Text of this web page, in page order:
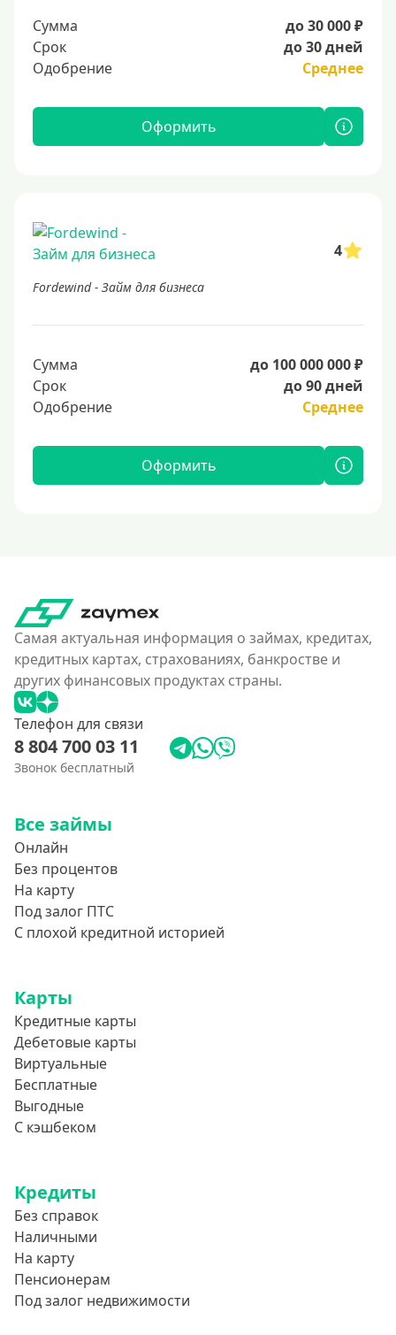
Сумма
до 30 000 ₽
Срок
до 30 дней
Одобрение
Среднее
Оформить
4
Fordewind - Займ для бизнеса
Сумма
до 100 000 000 ₽
Срок
до 90 дней
Одобрение
Среднее
Оформить
Самая актуальная информация о займах, кредитах,
кредитных картах, страхованиях, банкростве и
других финансовых продуктах страны.
Телефон для связи
8 804 700 03 11
Звонок бесплатный
Все займы
Онлайн
Без процентов
На карту
Под залог ПТС
С плохой кредитной историей
Карты
Кредитные карты
Дебетовые карты
Виртуальные
Бесплатные
Выгодные
С кэшбеком
Кредиты
Без справок
Наличными
На карту
Пенсионерам
Под залог недвижимости